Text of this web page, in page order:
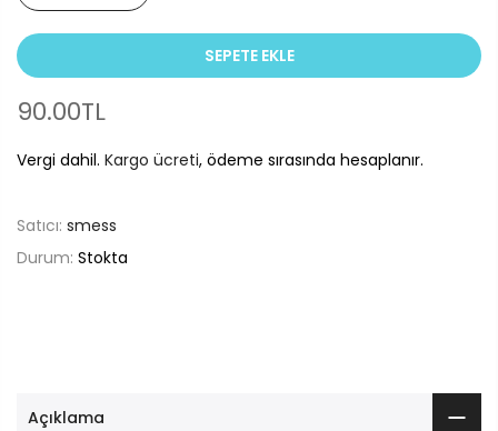
SEPETE EKLE
90.00TL
Vergi dahil. Kargo ücreti, ödeme sırasında hesaplanır.
Satıcı: smess
Durum: Stokta
Açıklama